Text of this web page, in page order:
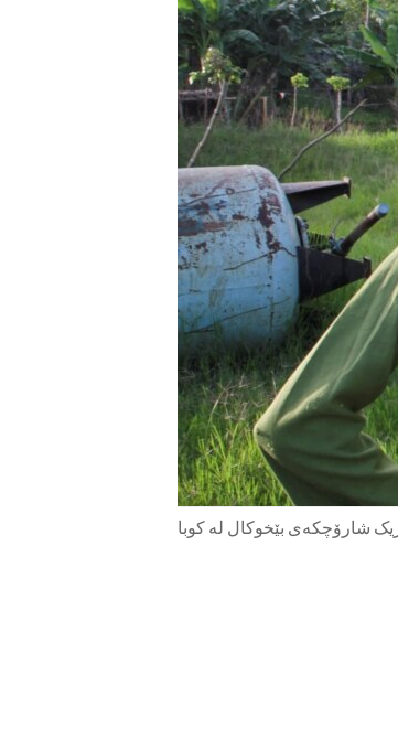
IDEALS AND INSTITUTIONS
شارۆچکەی بێخوکال لە کوبا